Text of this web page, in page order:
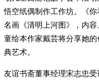
悟空纸偶制作工作坊。《
名画《清明上河图》，内
童绘本作家戴芸将分享她
典艺术。
友谊书斋董事经理宋志忠